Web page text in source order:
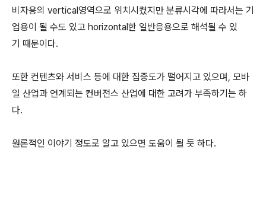
비자용의 vertical영역으로 위치시켰지만 분류시각에 따라서는 기
업용이 될 수도 있고 horizontal한 일반응용으로 해석될 수 있
기 때문이다.
또한 컨텐츠와 서비스 등에 대한 집중도가 떨어지고 있으며, 모바
일 산업과 연계되는 컨버전스 산업에 대한 고려가 부족하기는 하
다.
원론적인 이야기 정도로 알고 있으면 도움이 될 듯 하다.